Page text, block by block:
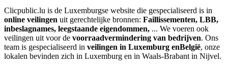
Clicpublic.lu is de Luxemburgse website die gespecialiseerd is in
online veilingen uit gerechtelijke bronnen: Faillissementen, LBB,
inbeslagnames, leegstaande eigendommen, ... We voeren ook
veilingen uit voor de voorraadvermindering van bedrijven. Ons
team is gespecialiseerd in veilingen in Luxemburg enBelgië, onze
lokalen bevinden zich in Luxemburg en in Waals-Brabant in Nijvel.